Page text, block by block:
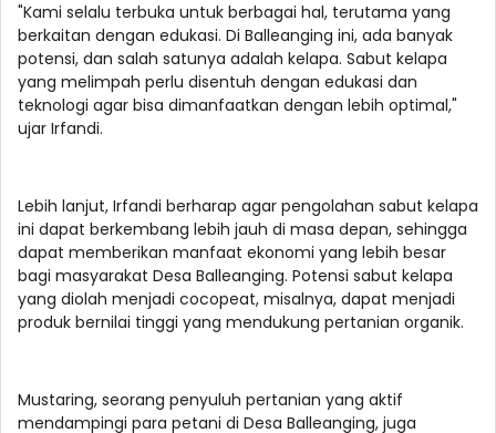
"Kami selalu terbuka untuk berbagai hal, terutama yang
berkaitan dengan edukasi. Di Balleanging ini, ada banyak
potensi, dan salah satunya adalah kelapa. Sabut kelapa
yang melimpah perlu disentuh dengan edukasi dan
teknologi agar bisa dimanfaatkan dengan lebih optimal,"
ujar Irfandi.
Lebih lanjut, Irfandi berharap agar pengolahan sabut kelapa
ini dapat berkembang lebih jauh di masa depan, sehingga
dapat memberikan manfaat ekonomi yang lebih besar
bagi masyarakat Desa Balleanging. Potensi sabut kelapa
yang diolah menjadi cocopeat, misalnya, dapat menjadi
produk bernilai tinggi yang mendukung pertanian organik.
Mustaring, seorang penyuluh pertanian yang aktif
mendampingi para petani di Desa Balleanging, juga